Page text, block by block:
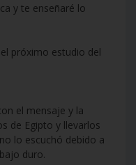
y te enseñaré lo
próximo estudio del
el mensaje y la
de Egipto y llevarlos
lo escuchó debido a
duro.